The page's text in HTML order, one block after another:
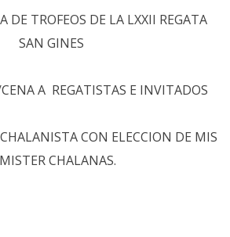
DE TROFEOS DE LA LXXII REGATA
SAN GINES
A REGATISTAS E INVITADOS
CON ELECCION DE MIS
CHALANAS.